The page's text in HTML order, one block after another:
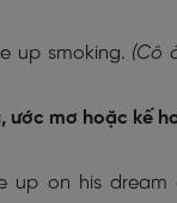
up smoking. (Cô
ước mơ hoặc kế
up on his dream